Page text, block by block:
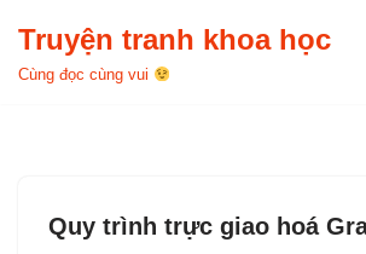
Chuyển
Truyện tranh khoa học
Cùng đọc cùng vui
Quy trình trực giao hoá